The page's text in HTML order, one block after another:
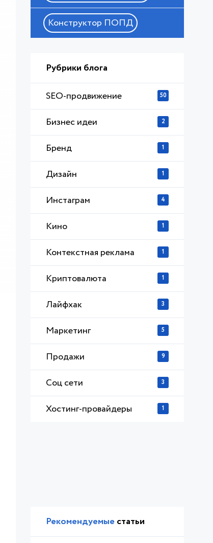
Конструктор ПОПД
Рубрики блога
SEO-продвижение 50
Бизнес идеи 2
Бренд 1
Дизайн 1
Инстаграм 4
Кино 1
Контекстная реклама 1
Криптовалюта 1
Лайфхак 3
Маркетинг 5
Продажи 9
Соц сети 3
Хостинг-провайдеры 1
Рекомендуемыестатьи